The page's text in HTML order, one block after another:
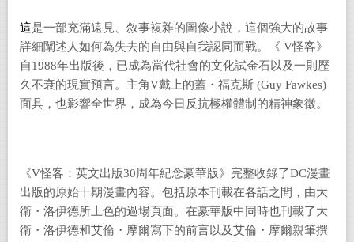
這是一部充滿遠見、敘事複雜的圖像小說，這個強大的故事
詳細闡述人如何為失去的自由與自我認同而戰。《 V怪客》
自1988年出版後，已成為當代社會的文化試金石以及一則歷
久不衰的現實預言。主角V戴上的蓋・福克斯 (Guy Fawkes)
面具，也影響全世界，成為今日反抗極權體制的精神象徵。
《V怪客：英文出版30周年紀念豪華版》完整收錄了DC漫畫
出版的原始十期漫畫內容。包括原本刊載在各話之間，由大
衛・洛伊德所上色的過場頁面。在豪華版中同時也刊載了大
衛・洛伊德和艾倫・摩爾寫下的前言以及艾倫・摩爾親筆撰